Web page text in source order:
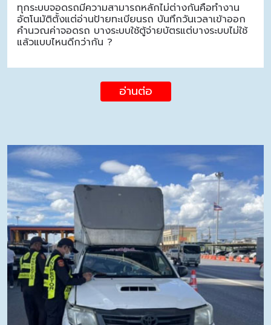
ทุกระบบจอดรถมีความสามารถหลักไม่ต่างกันคือทำงาน
อัตโนมัติตั้งแต่อ่านป้ายทะเบียนรถ บันทึกวันเวลาเข้าออก
คำนวณค่าจอดรถ บางระบบใช้ตู้จ่ายบัตรแต่บางระบบไม่ใช้
แล้วแบบไหนดีกว่ากัน ?
อ่านต่อ